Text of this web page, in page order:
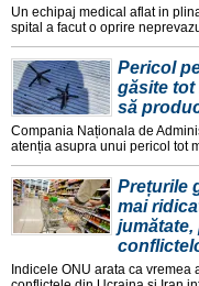
Un echipaj medical aflat in
spital a facut o oprire
Pericol
găsite tot
să
Compania Naționala de
atenția asupra unui pericol tot
Prețurile
mai
Indicele ONU arata ca vremea